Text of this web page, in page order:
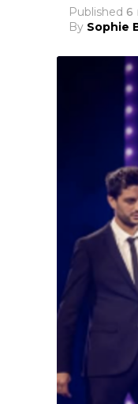
Published 6
By Sophie